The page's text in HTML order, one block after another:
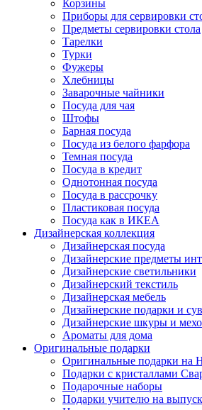
Корзины
Приборы для сервировки
Предметы сервировки стола
Тарелки
Турки
Фужеры
Хлебницы
Заварочные чайники
Посуда для чая
Штофы
Барная посуда
Посуда из белого фарфора
Темная посуда
Посуда в кредит
Однотонная посуда
Посуда в рассрочку
Пластиковая посуда
Посуда как в ИКЕА
Дизайнерская коллекция
Дизайнерская посуда
Дизайнерские предметы
Дизайнерские светильники
Дизайнерский текстиль
Дизайнерская мебель
Дизайнерские подарки и
Дизайнерские шкуры и
Ароматы для дома
Оригинальные подарки
Оригинальные подарки на
Подарки с кристаллами
Подарочные наборы
Подарки учителю на